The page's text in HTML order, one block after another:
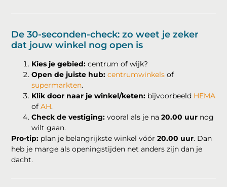
De 30-seconden-check: zo weet je zeker
dat jouw winkel nog open is
Kies je gebied: centrum of wijk?
Open de juiste hub: centrumwinkels of
supermarkten.
Klik door naar je winkel/keten: bijvoorbeeld HEMA
ofAH.
Check de vestiging: vooral als je na20.00 uur nog
wilt gaan.
Pro-tip: plan je belangrijkste winkel vóór20.00 uur. Dan
heb je marge als openingstijden net anders zijn dan je
dacht.